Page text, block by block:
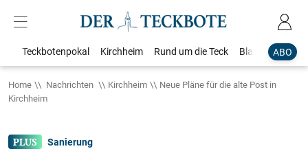
ABO
Teckbotenpokal Kirchheim Rund um die Teck Blaulicht
Home Nachrichten Kirchheim
Neue Pläne für die alte Post in
Kirchheim
Sanierung